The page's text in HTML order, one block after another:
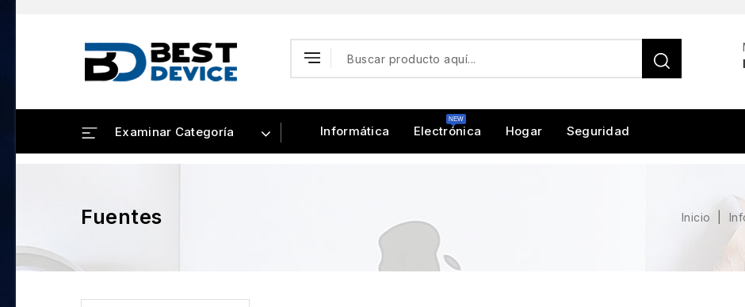
Examinar Categoría Informática Electrónica Hogar Seguridad
Fuentes Inicio